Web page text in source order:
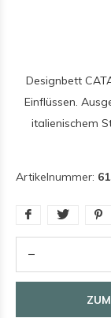
Designbett
Einflüssen.
italienischem
Artikelnummer: